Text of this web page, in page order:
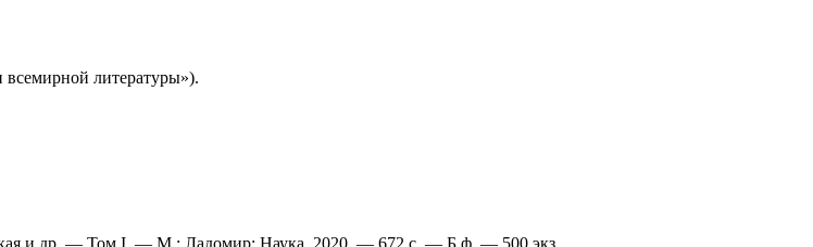
литературы»).
и др. — Том I. — М.: Ладомир; Наука, 2020. — 672 с. — Б.ф. — 500 экз.